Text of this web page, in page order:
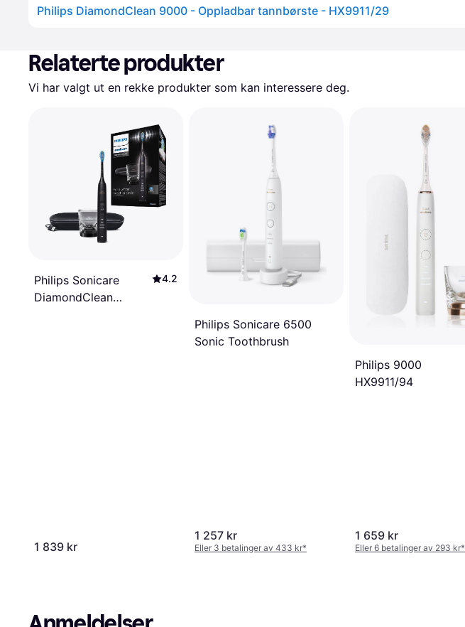
Philips DiamondClean 9000 - Oppladbar tannbørste - HX9911/29
Relaterte produkter
Vi har valgt ut en rekke produkter som kan interessere deg.
Philips Sonicare
DiamondClean
4.2
1 839 kr
Philips Sonicare 6500
Sonic Toothbrush
1 257 kr
Eller 3 betalinger av 433 kr*
Philips 9000
HX9911/94
1 659 kr
Eller 6 betalinger av 293 kr*